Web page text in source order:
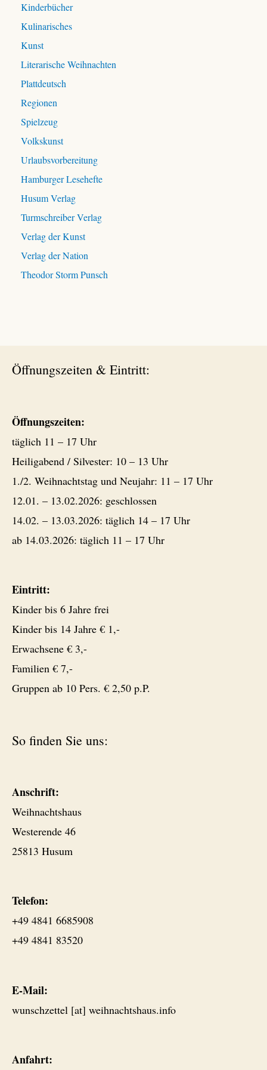
:Kinderbücher
Kulinarisches
Kunst
Literarische Weihnachten
Plattdeutsch
Regionen
Spielzeug
Volkskunst
Urlaubsvorbereitung
Hamburger Lesehefte
Husum Verlag
Turmschreiber Verlag
Verlag der Kunst
Verlag der Nation
Theodor Storm Punsch
Öffnungszeiten & Eintritt:
Öffnungszeiten:
täglich 11 – 17 Uhr
Heiligabend / Silvester: 10 – 13 Uhr
1./2. Weihnachtstag und Neujahr: 11 – 17 Uhr
12.01. – 13.02.2026: geschlossen
14.02. – 13.03.2026: täglich 14 – 17 Uhr
ab 14.03.2026: täglich 11 – 17 Uhr
Eintritt:
Kinder bis 6 Jahre frei
Kinder bis 14 Jahre € 1,-
Erwachsene € 3,-
Familien € 7,-
Gruppen ab 10 Pers. € 2,50 p.P.
So finden Sie uns:
Anschrift:
Weihnachtshaus
Westerende 46
25813 Husum
Telefon:
+49 4841 6685908
+49 4841 83520
E-Mail:
wunschzettel [at] weihnachtshaus.info
Anfahrt: